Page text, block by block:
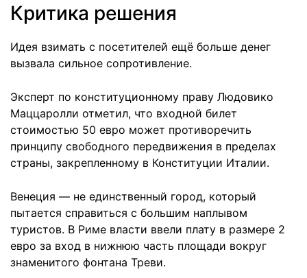
Критика решения
Идея взимать с посетителей ещё больше денег
вызвала сильное сопротивление.
Эксперт по конституционному праву Людовико
Маццаролли отметил, что входной билет
стоимостью 50 евро может противоречить
принципу свободного передвижения в пределах
страны, закрепленному в Конституции Италии.
Венеция — не единственный город, который
пытается справиться с большим наплывом
туристов. В Риме власти ввели плату в размере 2
евро за вход в нижнюю часть площади вокруг
знаменитого фонтана Треви.